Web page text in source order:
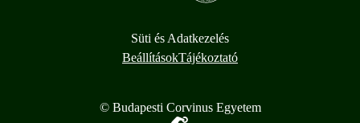
Süti és Adatkezelés
BeállításokTájékoztató
© Budapesti Corvinus Egyetem